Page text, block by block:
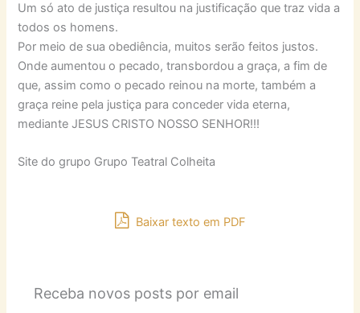
Um só ato de justiça resultou na justificação que traz vida a
todos os homens.
Por meio de sua obediência, muitos serão feitos justos.
Onde aumentou o pecado, transbordou a graça, a fim de
que, assim como o pecado reinou na morte, também a
graça reine pela justiça para conceder vida eterna,
mediante JESUS CRISTO NOSSO SENHOR!!!
Site do grupo Grupo Teatral Colheita
Baixar texto em PDF
Receba novos posts por email